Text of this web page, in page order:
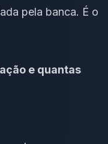
pela banca. É o
e quantas